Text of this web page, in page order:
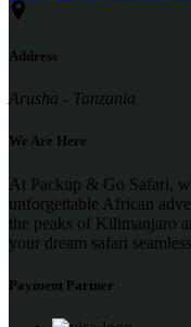
Address
Arusha - Tanzania
We Are Here
At Packup & Go Safari,
unforgettable African
the peaks of Kilimanjaro
your dream safari
Payment Partner